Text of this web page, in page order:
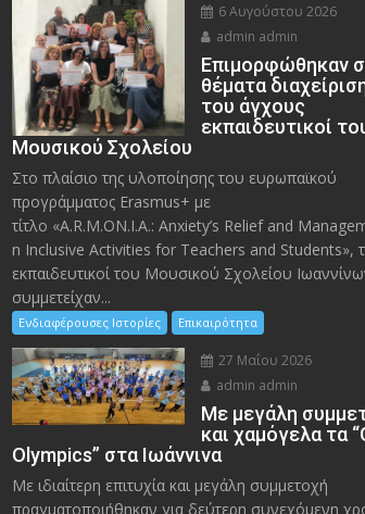
6 Αυγούστου 2026
admin admin
Eπιμορφώθηκαν
θέματα
του άγχους
εκπαιδευτικοί
Μουσικού Σχολείου
Στο πλαίσιο της υλοποίησης του ευρωπαϊκού
προγράμματος Erasmus+ με
τίτλο «A.R.M.ON.I.A.: Anxiety’s Relief and
n Inclusive Activities for Teachers and Students»,
εκπαιδευτικοί του Μουσικού Σχολείου
συμμετείχαν...
Ενδιαφέρουσες Ιστορίες Επικαιρότητα
27 Μαΐου 2026
admin admin
Με μεγάλη
και χαμόγελα τα
Olympics” στα Ιωάννινα
Με ιδιαίτερη επιτυχία και μεγάλη συμμετοχή
πραγματοποιήθηκαν για δεύτερη συνεχόμενη